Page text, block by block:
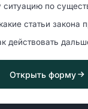
по
статьи закона
действовать
Открыть форму